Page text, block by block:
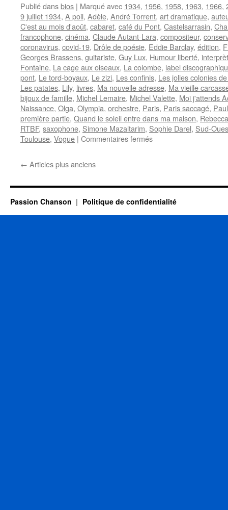
Publié dansbios | Marqué avec 1934, 1956, 1958, 1963, 1966,
9 juillet 1934, A poil, Adèle, André Torrent, art dramatique,
C'est au mois d'août, cabaret, café du Pont, Castelsarrasin,
francophone, cinéma, Claude Autant-Lara, compositeur,
coronavirus, covid-19, Drôle de poésie, Eddie Barclay, édition,
Georges Brassens, guitariste, Guy Lux, Humour liberté,
Fontaine, La cage aux oiseaux, La colombe, label
pont, Le tord-boyaux, Le zizi, Les confinis, Les jolies colonies
Les patates, Lily, livres, Ma nouvelle adresse, Ma vieille
bijoux de famille, Michel Lemaire, Michel Valette, Moi j'attends
Naissance, Olga, Olympia, orchestre, Paris, Paris saccagé,
première partie, Quand le soleil entre dans ma maison, Rebecca
RTBF, saxophone, Simone Mazaltarim, Sophie Darel, Sud-
Toulouse, Vogue | Commentaires ferméssur
← Articles plus anciens
Passion Chanson Politique de confidentialité